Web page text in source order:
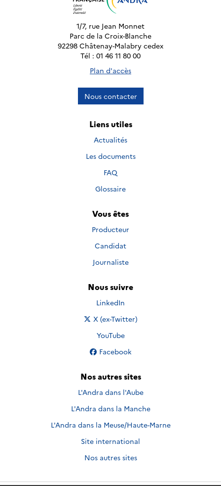
1/7, rue Jean Monnet
Parc de la Croix-Blanche
92298 Châtenay-Malabry cedex
Tél : 01 46 11 80 00
Plan d'accès
Nous contacter
Liens utiles
Actualités
Les documents
FAQ
Glossaire
Vous êtes
Producteur
Candidat
Journaliste
Nous suivre
Nous suivre sur
LinkedIn
Nous suivre sur
X (ex-Twitter)
Nous suivre sur
YouTube
Nous suivre sur
Facebook
Nos autres sites
L'Andra dans l'Aube
L'Andra dans la Manche
L'Andra dans la Meuse/Haute-Marne
Site international
Nos autres sites